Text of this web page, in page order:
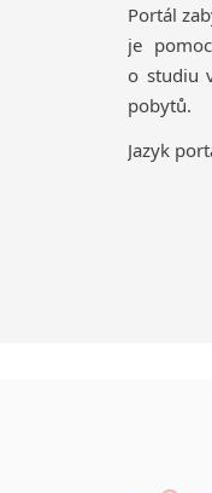
Portál
je
o studiu
pobytů.
Jazyk